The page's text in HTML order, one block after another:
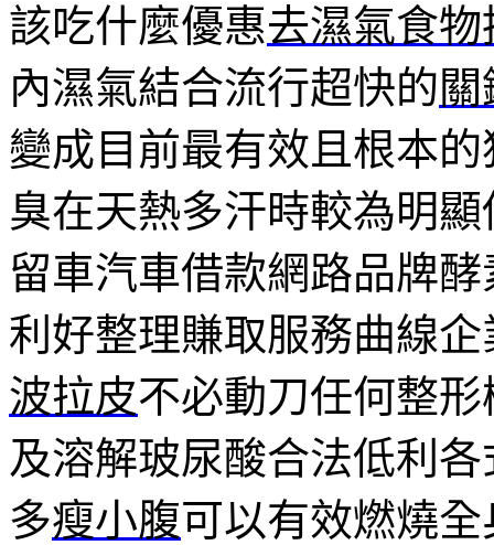
該吃什麼優惠去濕氣食物
內濕氣結合流行超快的
變成目前最有效且根本
臭在天熱多汗時較為明
留車汽車借款網路品牌
利好整理賺取服務曲線
波拉皮不必動刀任何整
及溶解玻尿酸合法低利
多瘦小腹可以有效燃燒